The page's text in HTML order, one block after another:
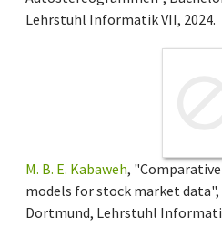
Lehrstuhl Informatik VII, 2024.
M. B. E. Kabaweh,
models for stock market
Dortmund, Lehrstuhl